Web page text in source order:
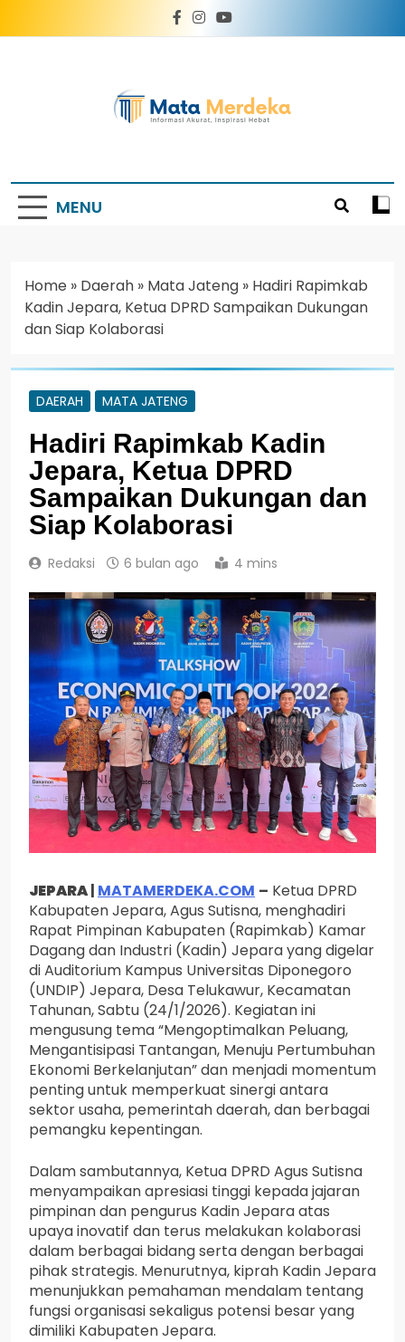
MENU
Home » Daerah » Mata Jateng » Hadiri Rapimkab
Kadin Jepara, Ketua DPRD Sampaikan Dukungan
dan Siap Kolaborasi
DAERAH MATA JATENG
Hadiri Rapimkab Kadin
Jepara, Ketua DPRD
Sampaikan Dukungan dan
Siap Kolaborasi
Redaksi 6 bulan ago 4 mins
JEPARA| MATAMERDEKA.COM – Ketua DPRD
Kabupaten Jepara, Agus Sutisna, menghadiri
Rapat Pimpinan Kabupaten (Rapimkab) Kamar
Dagang dan Industri (Kadin) Jepara yang digelar
di Auditorium Kampus Universitas Diponegoro
(UNDIP) Jepara, Desa Telukawur, Kecamatan
Tahunan, Sabtu (24/1/2026). Kegiatan ini
mengusung tema “Mengoptimalkan Peluang,
Mengantisipasi Tantangan, Menuju Pertumbuhan
Ekonomi Berkelanjutan” dan menjadi momentum
penting untuk memperkuat sinergi antara
sektor usaha, pemerintah daerah, dan berbagai
pemangku kepentingan.
Dalam sambutannya, Ketua DPRD Agus Sutisna
menyampaikan apresiasi tinggi kepada jajaran
pimpinan dan pengurus Kadin Jepara atas
upaya inovatif dan terus melakukan kolaborasi
dalam berbagai bidang serta dengan berbagai
pihak strategis. Menurutnya, kiprah Kadin Jepara
menunjukkan pemahaman mendalam tentang
fungsi organisasi sekaligus potensi besar yang
dimiliki Kabupaten Jepara.